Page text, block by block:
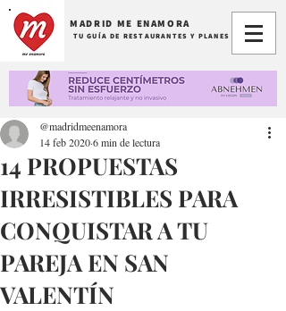
MADRID ME ENAMORA
TU GUÍA DE RESTAURANTES Y PLANES
14 PROPUESTAS
IRRESISTIBLES PARA
CONQUISTAR A TU
PAREJA EN SAN
VALENTÍN
@madridmeenamora
14 feb 20206 min de lectura